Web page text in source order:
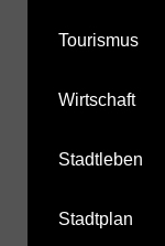
Tourismus
Wirtschaft
Stadtleben
Stadtplan